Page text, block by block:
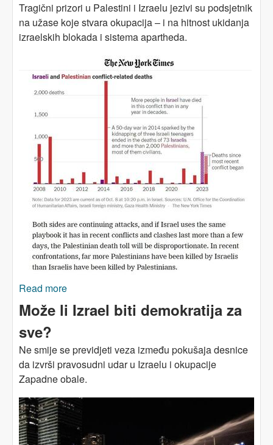
Tragični prizori u Palestini i Izraelu jezivi su podsjetnik
na užase koje stvara okupacija – i na hitnost ukidanja
izraelskih blokada i sistema apartheda.
Read more
plod brutalnog ugnjetavanja
Može li Izrael biti demokratija za
sve?
Ne smije se previdjeti veza između pokušaja desnice
da izvrši pravosudni udar u Izraelu i okupacije
Zapadne obale.